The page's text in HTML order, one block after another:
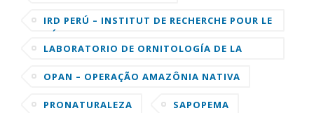
IRD PERÚ – INSTITUT DE RECHERCHE POUR LE
DÉVELOPPEMENT
LABORATORIO DE ORNITOLOGÍA DE LA
OPAN – OPERAÇÃO AMAZÔNIA NATIVA
PRONATURALEZA SAPOPEMA